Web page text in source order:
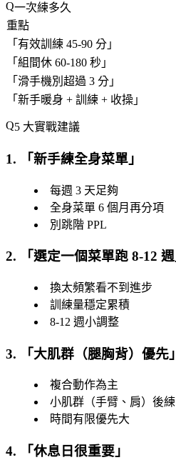
一次練多久
重點
「 有效訓練 45-90 分 」
「 組間休 60-180 秒 」
「 滑手機別超過 3 分 」
「 新手暖身 + 訓練 + 收操 」
5 大實戰建議
1. 「新手練全身菜單 」
每週 3 天足夠
全身菜單 6 個月再分項
別跳階 PPL
2. 「選定一個菜單跑 8-12 週
換太頻繁看不到進步
訓練量穩定累積
8-12 週小調整
3. 「大肌群（腿胸背）優先 」
複合動作為主
小肌群（手臂、肩）後練
時間有限優先大
4. 「休息日很重要 」